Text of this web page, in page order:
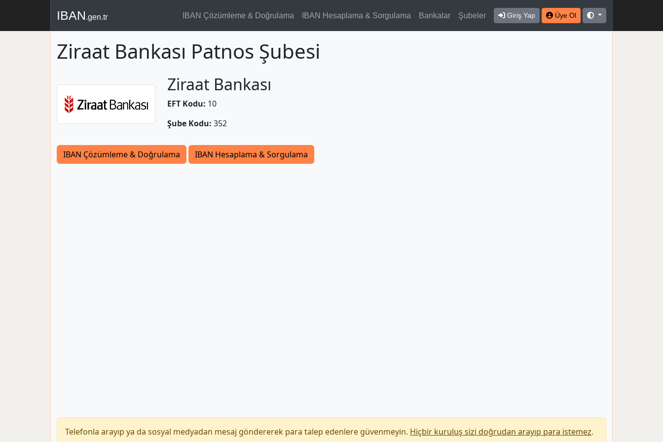
IBAN.gen.tr IBAN Çözümleme & Doğrulama IBAN Hesaplama & Sorgulama Bankalar Şubeler Giriş Yap Üye Ol
Ziraat Bankası Patnos Şubesi
Ziraat Bankası
EFT Kodu: 10
Şube Kodu: 352
IBAN Çözümleme & Doğrulama IBAN Hesaplama & Sorgulama
Telefonla arayıp ya da sosyal medyadan mesaj göndererek para talep edenlere güvenmeyin. Hiçbir kuruluş sizi doğrudan arayıp para istemez.